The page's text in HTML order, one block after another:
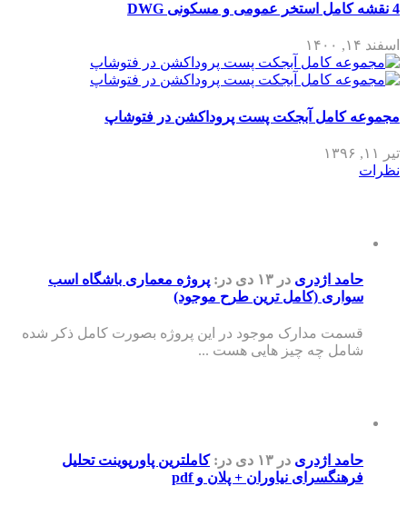
4 نقشه کامل استخر عمومی و مسکونی DWG
اسفند ۱۴, ۱۴۰۰
مجموعه کامل آبجکت پست پروداکشن در فتوشاپ
تیر ۱۱, ۱۳۹۶
نظرات
حامد اژدری در ۱۳ دی در: پروژه معماری باشگاه اسب
سواری (کامل ترین طرح موجود)
قسمت مدارک موجود در این پروژه بصورت کامل ذکر شده
شامل چه چیز هایی هست ...
حامد اژدری در ۱۳ دی در:کاملترین پاورپوینت تحلیل
فرهنگسرای نیاوران + پلان و pdf